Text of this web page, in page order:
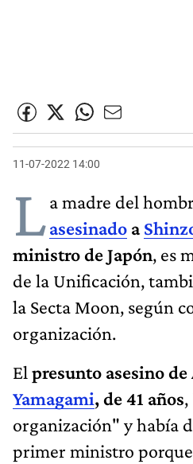
11-07-2022 14:00
La madre del
asesinado a
ministro de Japón, es
de la Unificación,
la Secta Moon, según
organización.
El presunto asesino de
Yamagami, de 41 años
organización" y había
primer ministro porque